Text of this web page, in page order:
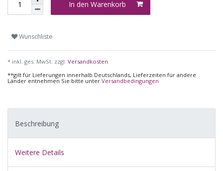
In den Warenkorb
Wunschliste
* inkl. ges. MwSt. zzgl. Versandkosten
**gilt für Lieferungen innerhalb Deutschlands, Lieferzeiten für andere
Länder entnehmen Sie bitte unter Versandbedingungen
Beschreibung
Weitere Details